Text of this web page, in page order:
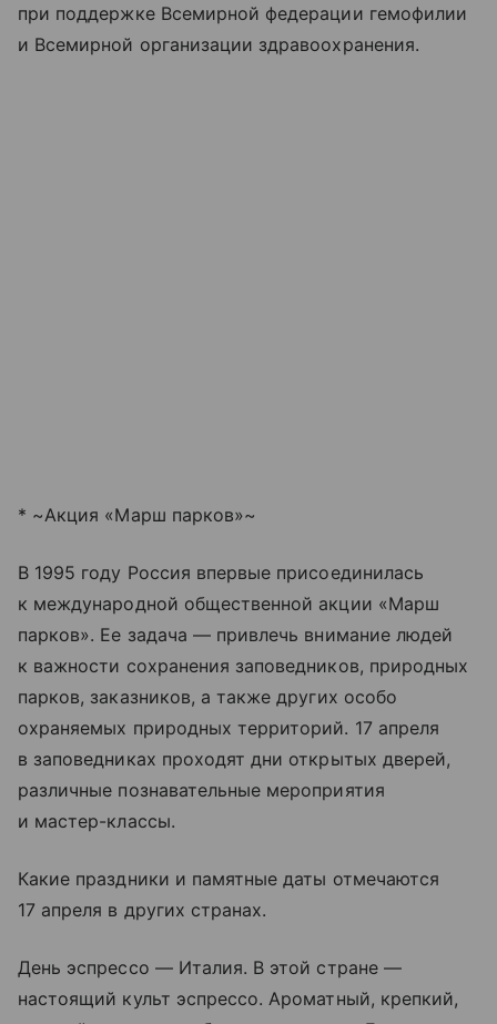
при поддержке Всемирной федерации гемофилии
и Всемирной организации здравоохранения.
* ~Акция «Марш парков»~
В 1995 году Россия впервые присоединилась
к международной общественной акции «Марш
парков». Ее задача — привлечь внимание людей
к важности сохранения заповедников, природных
парков, заказников, а также других особо
охраняемых природных территорий. 17 апреля
в заповедниках проходят дни открытых дверей,
различные познавательные мероприятия
и мастер-классы.
Какие праздники и памятные даты отмечаются
17 апреля в других странах.
День эспрессо — Италия. В этой стране —
настоящий культ эспрессо. Ароматный, крепкий,